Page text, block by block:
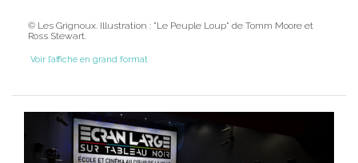
© Les Grignoux. Illustration : "Le Peuple Loup" de Tomm Moore et
Ross Stewart.
Voir l'affiche en grand format